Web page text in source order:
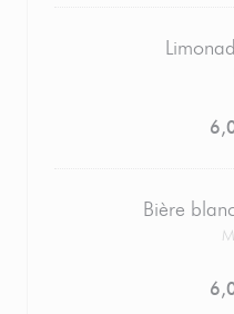
Bière